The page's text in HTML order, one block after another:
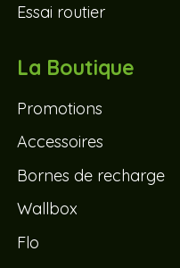
Essai routier
La Boutique
Promotions
Accessoires
Bornes de recharge
Wallbox
Flo